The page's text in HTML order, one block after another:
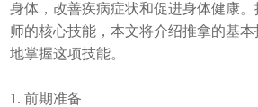
身体，改善疾病症状和促进身体健康
师的核心技能，本文将介绍推拿的基
地掌握这项技能。
1. 前期准备